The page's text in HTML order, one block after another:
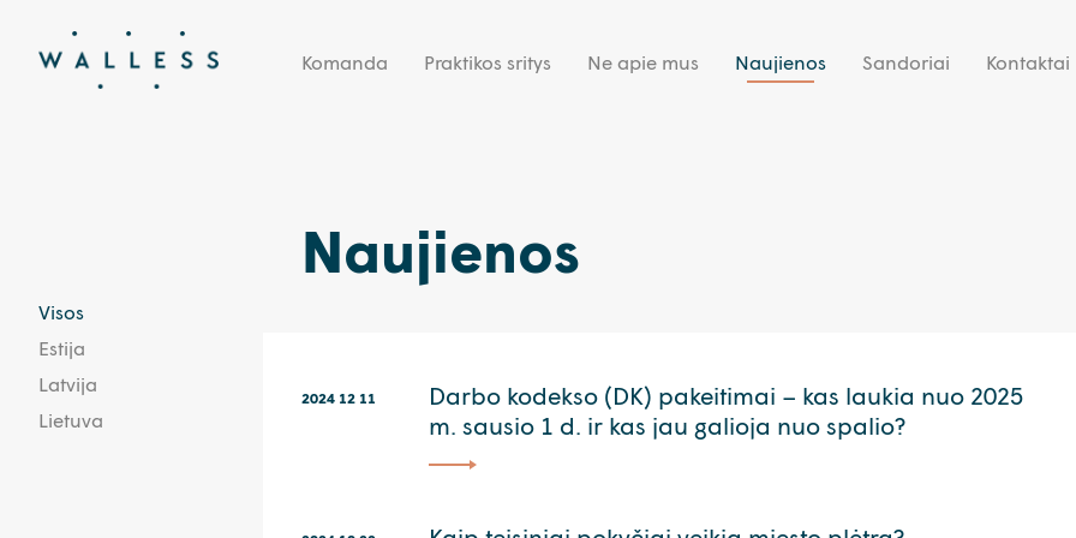
Komanda Praktikos sritys Ne apie mus Naujienos Sandoriai Kontaktai
Visos
Estija
Latvija
Lietuva
Naujienos
2024 12 11
Darbo kodekso (DK) pakeitimai – kas laukia nuo 2025
m. sausio 1 d. ir kas jau galioja nuo spalio?